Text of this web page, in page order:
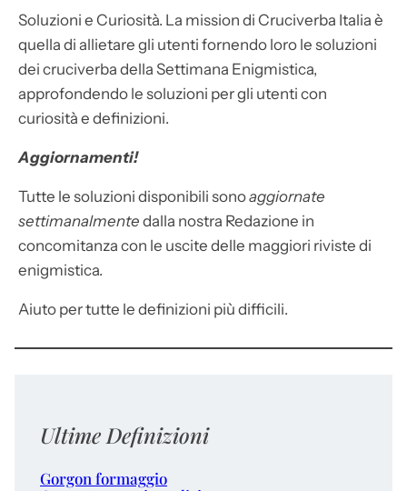
Soluzioni e Curiosità. La mission di Cruciverba Italia è
quella di allietare gli utenti fornendo loro le soluzioni
dei cruciverba della Settimana Enigmistica,
approfondendo le soluzioni per gli utenti con
curiosità e definizioni.
Aggiornamenti!
Tutte le soluzioni disponibili sonoaggiornate
settimanalmente dalla nostra Redazione in
concomitanza con le uscite delle maggiori riviste di
enigmistica.
Aiuto per tutte le definizioni più difficili.
Ultime Definizioni
Gorgon formaggio